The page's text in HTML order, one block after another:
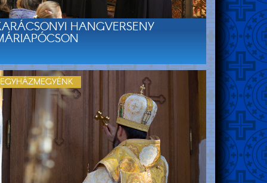
HANGVERSENY
EGYHÁZMEGYÉNK